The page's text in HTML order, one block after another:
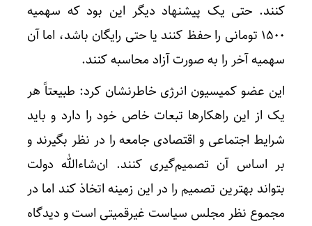
کنند. حتی یک پیشنهاد دیگر این بود که سهمیه
۱۵۰۰ تومانی را حفظ کنند یا حتی رایگان باشد، اما آن
سهمیه آخر را به صورت آزاد محاسبه کنند.
این عضو کمیسیون انرژی خاطرنشان کرد: طبیعتاً هر
یک از این راهکارها تبعات خاص خود را دارد و باید
شرایط اجتماعی و اقتصادی جامعه را در نظر بگیرند و
بر اساس آن تصمیم‌گیری کنند. ان‌شاءالله دولت
بتواند بهترین تصمیم را در این زمینه اتخاذ کند اما در
مجموع نظر مجلس سیاست غیرقمیتی است و دیدگاه